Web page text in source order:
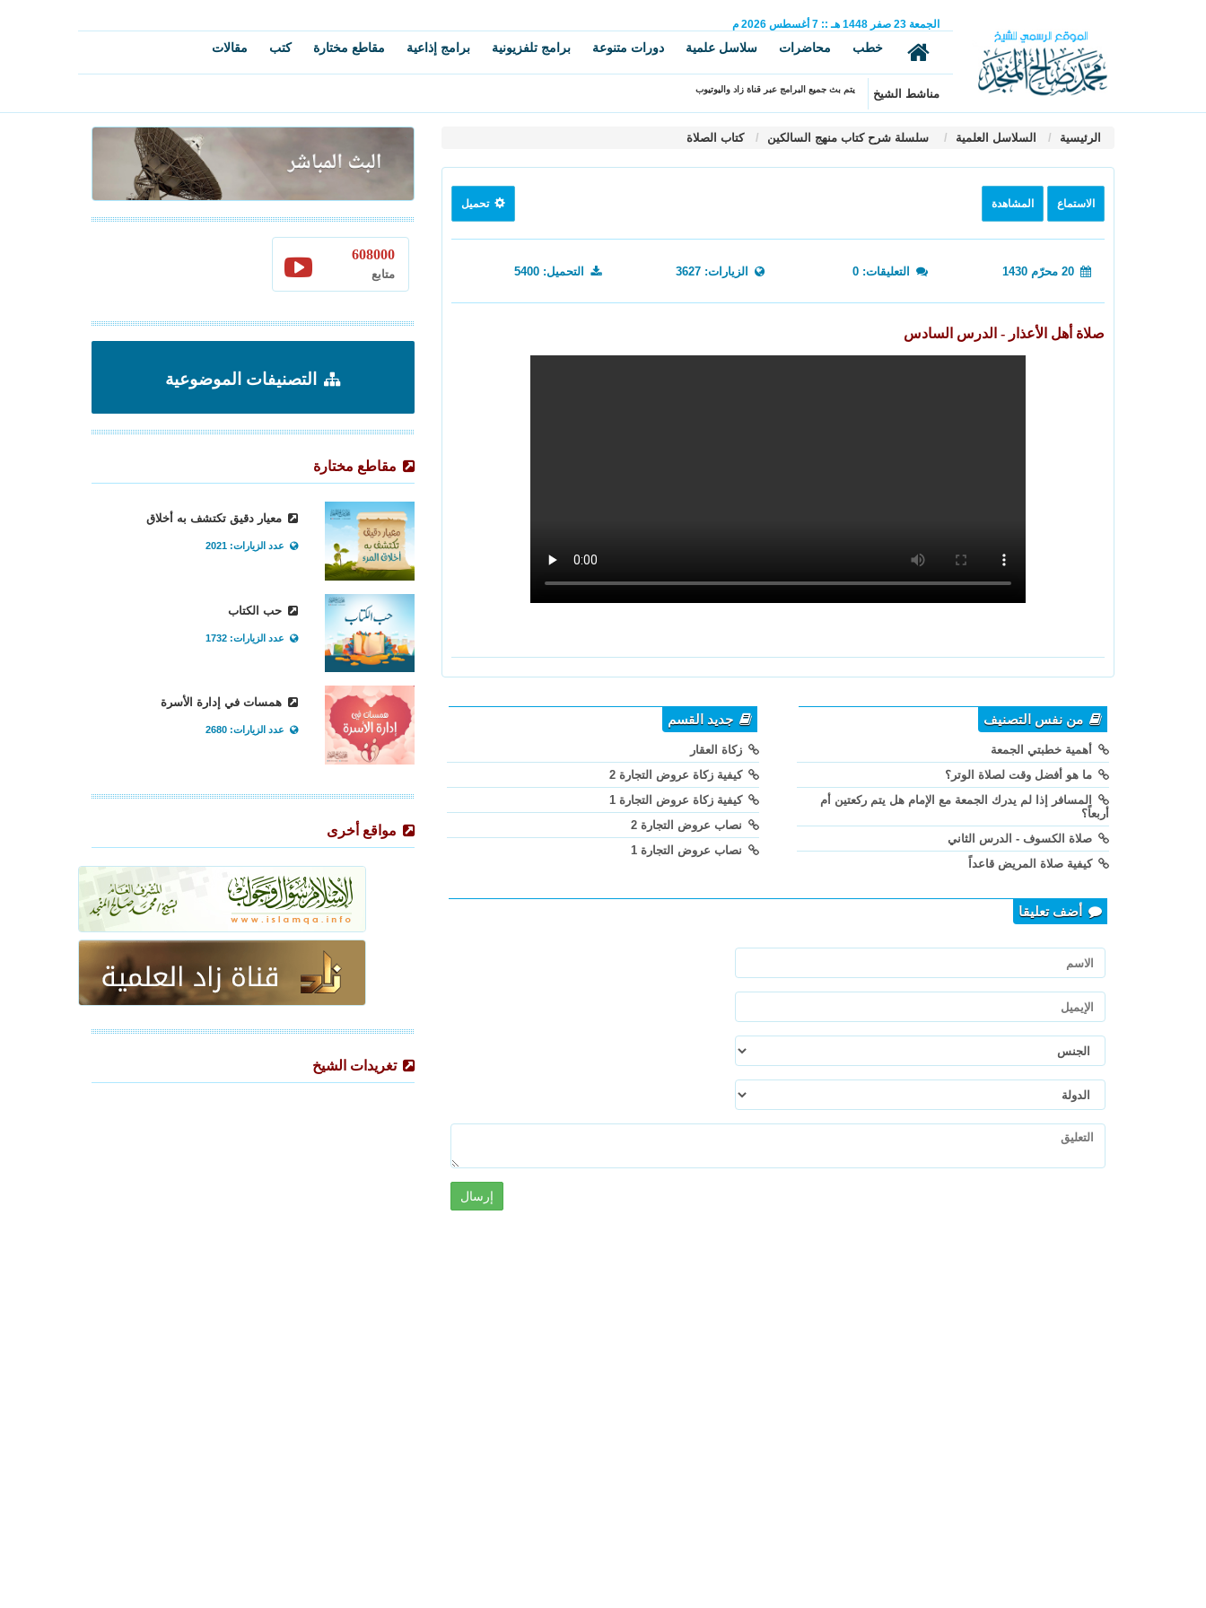
الجمعة 23 صفر 1448 هـ ::
7 أغسطس 2026 م
خطب محاضرات سلاسل علمية دورات متنوعة برامج تلفزيونية برامج إذاعية مقاطع مختارة كتب مقالات
مناشط الشيخ يتم بث جميع البرامج عبر قناة زاد واليوتيوب
الرئيسية السلاسل العلمية سلسلة شرح كتاب منهج السالكين كتاب الصلاة
الاستماع المشاهدة تحميل
التعليقات: 0 الزيارات: 3627 التحميل: 5400
صلاة أهل الأعذار - الدرس السادس
من نفس التصنيف
أهمية خطبتي الجمعة
ما هو أفضل وقت لصلاة الوتر؟
المسافر إذا لم يدرك الجمعة مع الإمام هل يتم ركعتين أم
أربعاً؟
صلاة الكسوف - الدرس الثاني
كيفية صلاة المريض قاعداً
جديد القسم
زكاة العقار
كيفية زكاة عروض التجارة 2
كيفية زكاة عروض التجارة 1
نصاب عروض التجارة 2
نصاب عروض التجارة 1
أضف تعليقا
إرسال
608000
متابع
التصنيفات الموضوعية
مقاطع مختارة
معيار دقيق تكتشف به أخلاق
عدد الزيارات: 2021
حب الكتاب
عدد الزيارات: 1732
همسات في إدارة الأسرة
عدد الزيارات: 2680
مواقع أخرى
تغريدات الشيخ